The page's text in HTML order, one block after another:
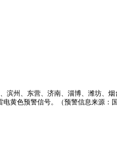
州、东营、济南、淄博、潍坊、
黄色预警信号。（预警信息来源：